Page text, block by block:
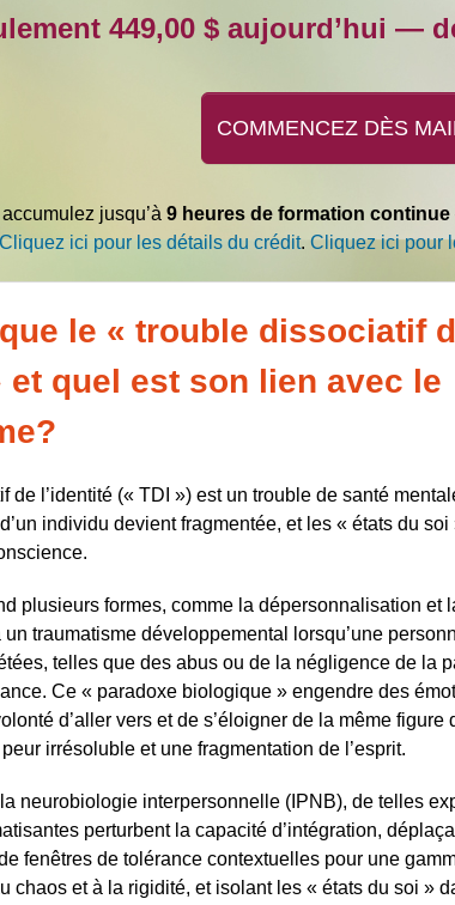
449,00 $ aujourd’hui —
COMMENCEZ DÈS
jusqu’à 9 heures de formation continue
Cliquez ici pour les détails du crédit. Cliquez ici pour
que le « trouble dissociatif
et quel est son lien avec le
de l’identité (« TDI ») est un trouble de santé
individu devient fragmentée, et les « états du
plusieurs formes, comme la dépersonnalisation et
traumatisme développemental lorsqu’une
telles que des abus ou de la négligence de la
Ce « paradoxe biologique » engendre des
d’aller vers et de s’éloigner de la même figure
irrésoluble et une fragmentation de l’esprit.
neurobiologie interpersonnelle (IPNB), de telles
perturbent la capacité d’intégration,
fenêtres de tolérance contextuelles pour une
chaos et à la rigidité, et isolant les « états du soi »